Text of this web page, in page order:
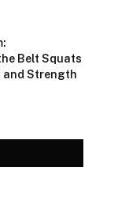
Belt Squats
and Strength